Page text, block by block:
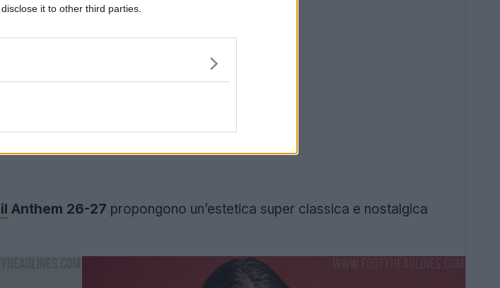
it to other third parties.
Anthem 26-27 propongono un’estetica super classica e nostalgica